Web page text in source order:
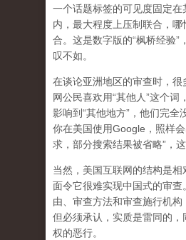
一个话题标签的可见度固定在
内，最大程度上压制联合 ，
合。这是数字版的“枫桥经验”
叹不如。
在谈论亚洲地区的审查时，很
网公民喜欢用“其他人”这个词
影响到“其他地方”，他们完全
你在美国使用Google，照样
求，部分搜索结果被省略”，这
当然，美国互联网的结构是
面令它很难实现中国式的审查
由、审查方法和审查施行机构
但必须承认， 实质是雷同的
权的恶行。